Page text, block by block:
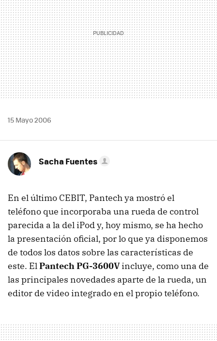
15 Mayo 2006
Sacha Fuentes
En el último CEBIT, Pantech ya mostró el
teléfono que incorporaba una rueda de control
parecida a la del iPod y, hoy mismo, se ha hecho
la presentación oficial, por lo que ya disponemos
de todos los datos sobre las características de
este. ElPantech PG-3600Vincluye, como una de
las principales novedades aparte de la rueda, un
editor de video integrado en el propio teléfono.